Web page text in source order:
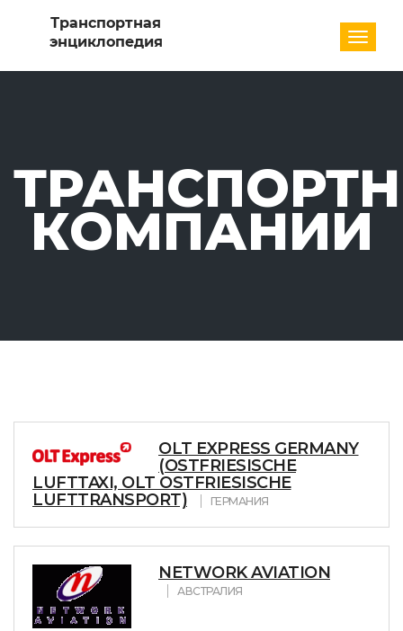
КОМПАНИИ
OLT EXPRESS GERMANY
(OSTFRIESISCHE
LUFTTAXI, OLT OSTFRIESISCHE
LUFTTRANSPORT)
ГЕРМАНИЯ
NETWORK AVIATION
АВСТРАЛИЯ